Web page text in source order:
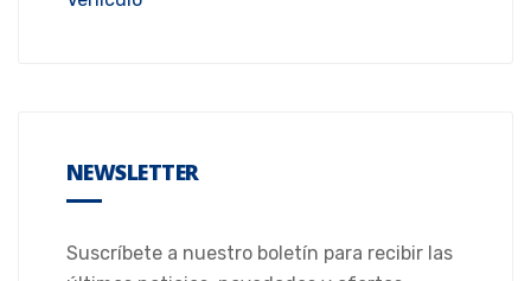
NEWSLETTER
Suscríbete a nuestro boletín para recibir las